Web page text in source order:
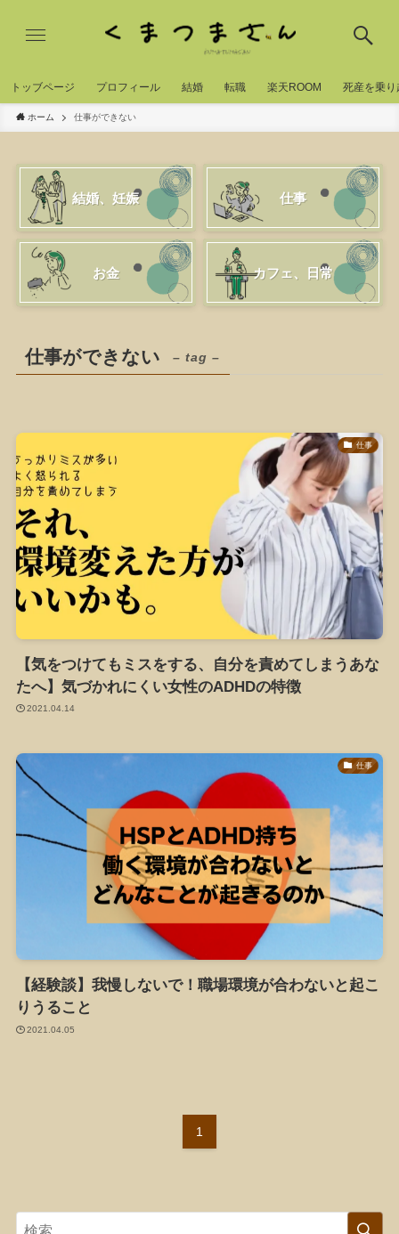
トッブページ プロフィール 結婚 転職 楽天ROOM 死産を乗り
ホーム 仕事ができない
結婚、妊娠 仕事
お金 カフェ、日常
仕事ができない – tag –
仕事
【気をつけてもミスをする、自分を責めてしまうあな
たへ】気づかれにくい女性のADHDの特徴
2021.04.14
仕事
【経験談】我慢しないで！職場環境が合わないと起こ
りうること
2021.04.05
1